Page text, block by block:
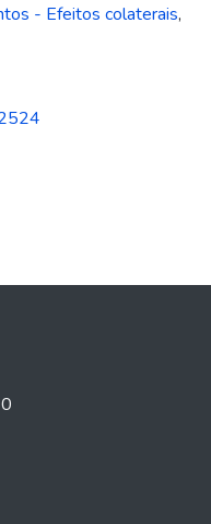
- Efeitos colaterais,